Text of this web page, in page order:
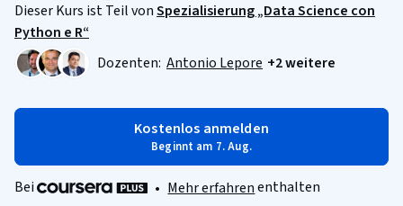
Dieser Kurs ist Teil vonSpezialisierung „Data Science con
Python e R“
Dozenten: Antonio Lepore +2 weitere
Kostenlos anmelden
Beginnt am 7. Aug.
Bei • Mehr erfahrenenthalten